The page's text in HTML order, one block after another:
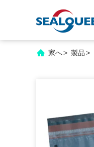
家へ> 製品>